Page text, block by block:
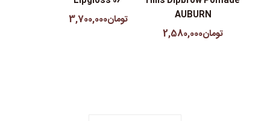
AUBURN
تومان2,580,000
تومان3,700,000